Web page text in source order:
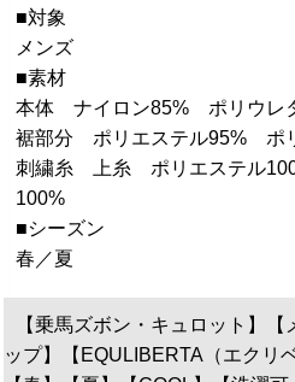
■対象
メンズ
■素材
本体 ナイロン85% ポリウレ
裾部分 ポリエステル95% ポ
刺繍糸 上糸 ポリエステル
100%
■シーズン
春／夏
【乗馬ズボン・キュロット】
ップ】【EQULIBERTA（エクリ